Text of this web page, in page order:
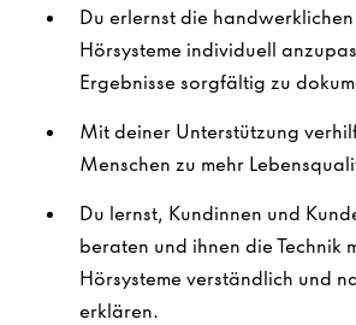
Du erlernst die
Hörsysteme individuell
Ergebnisse sorgfältig zu
Mit deiner Unterstützung
Menschen zu mehr
Du lernst, Kundinnen und
beraten und ihnen die Technik
Hörsysteme verständlich und
erklären.